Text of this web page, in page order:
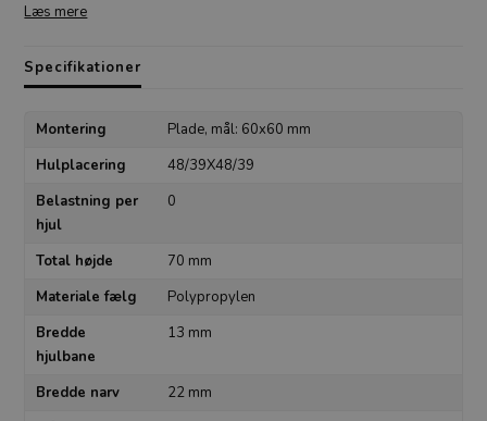
Læs mere
Specifikationer
Montering
Plade, mål: 60x60 mm
Hulplacering
48/39X48/39
Belastning per
hjul
0
Total højde
70 mm
Materiale fælg
Polypropylen
Bredde
hjulbane
13 mm
Bredde narv
22 mm